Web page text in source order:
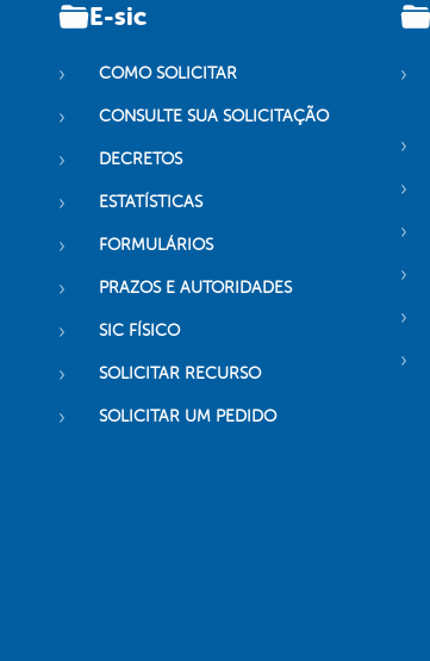
E-sic
COMO SOLICITAR
CONSULTE SUA SOLICITAÇÃO
DECRETOS
ESTATÍSTICAS
FORMULÁRIOS
PRAZOS E AUTORIDADES
SIC FÍSICO
SOLICITAR RECURSO
SOLICITAR UM PEDIDO